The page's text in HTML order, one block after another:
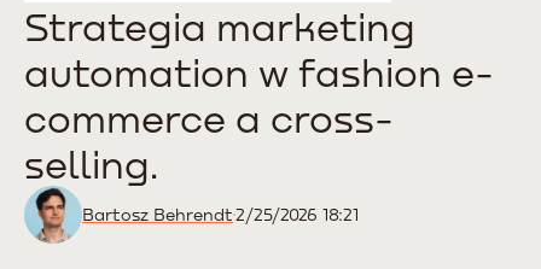
Strategia marketing
automation w fashion e-
commerce a cross-
selling.
Bartosz Behrendt2/25/2026 18:21